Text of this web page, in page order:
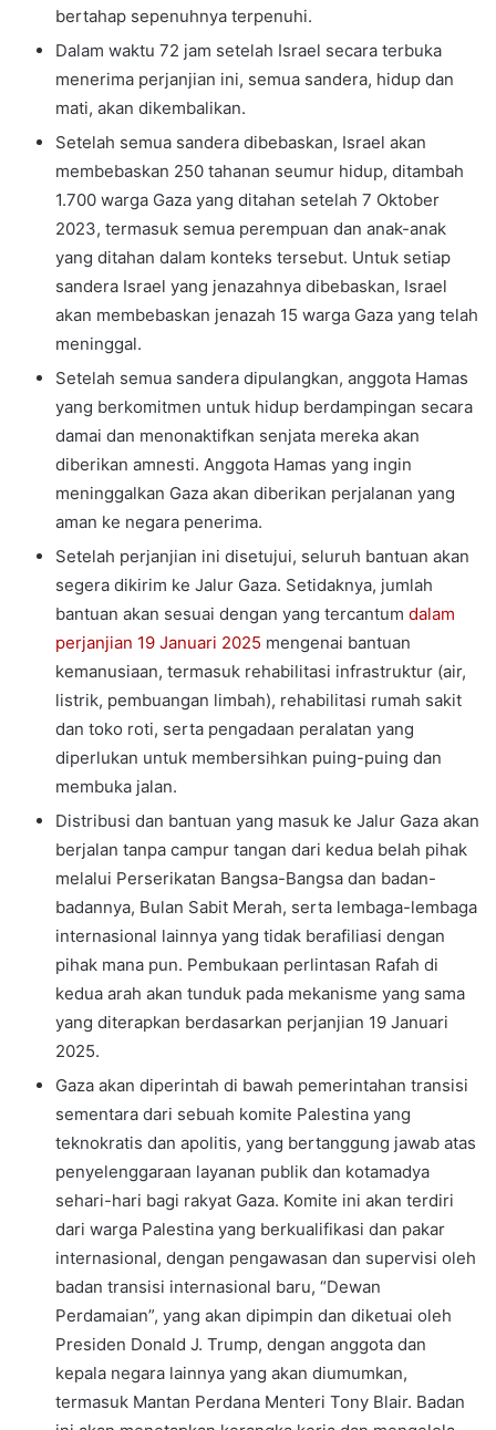
bertahap sepenuhnya terpenuhi.
Dalam waktu 72 jam setelah Israel secara terbuka
menerima perjanjian ini, semua sandera, hidup dan
mati, akan dikembalikan.
Setelah semua sandera dibebaskan, Israel akan
membebaskan 250 tahanan seumur hidup, ditambah
1.700 warga Gaza yang ditahan setelah 7 Oktober
2023, termasuk semua perempuan dan anak-anak
yang ditahan dalam konteks tersebut. Untuk setiap
sandera Israel yang jenazahnya dibebaskan, Israel
akan membebaskan jenazah 15 warga Gaza yang telah
meninggal.
Setelah semua sandera dipulangkan, anggota Hamas
yang berkomitmen untuk hidup berdampingan secara
damai dan menonaktifkan senjata mereka akan
diberikan amnesti. Anggota Hamas yang ingin
meninggalkan Gaza akan diberikan perjalanan yang
aman ke negara penerima.
Setelah perjanjian ini disetujui, seluruh bantuan akan
segera dikirim ke Jalur Gaza. Setidaknya, jumlah
bantuan akan sesuai dengan yang tercantum dalam
perjanjian 19 Januari 2025 mengenai bantuan
kemanusiaan, termasuk rehabilitasi infrastruktur (air,
listrik, pembuangan limbah), rehabilitasi rumah sakit
dan toko roti, serta pengadaan peralatan yang
diperlukan untuk membersihkan puing-puing dan
membuka jalan.
Distribusi dan bantuan yang masuk ke Jalur Gaza akan
berjalan tanpa campur tangan dari kedua belah pihak
melalui Perserikatan Bangsa-Bangsa dan badan-
badannya, Bulan Sabit Merah, serta lembaga-lembaga
internasional lainnya yang tidak berafiliasi dengan
pihak mana pun. Pembukaan perlintasan Rafah di
kedua arah akan tunduk pada mekanisme yang sama
yang diterapkan berdasarkan perjanjian 19 Januari
2025.
Gaza akan diperintah di bawah pemerintahan transisi
sementara dari sebuah komite Palestina yang
teknokratis dan apolitis, yang bertanggung jawab atas
penyelenggaraan layanan publik dan kotamadya
sehari-hari bagi rakyat Gaza. Komite ini akan terdiri
dari warga Palestina yang berkualifikasi dan pakar
internasional, dengan pengawasan dan supervisi oleh
badan transisi internasional baru, “Dewan
Perdamaian”, yang akan dipimpin dan diketuai oleh
Presiden Donald J. Trump, dengan anggota dan
kepala negara lainnya yang akan diumumkan,
termasuk Mantan Perdana Menteri Tony Blair. Badan